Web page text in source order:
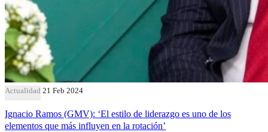
Actualidad 21 Feb 2024
Ignacio Ramos (GMV): ‘El estilo de liderazgo es uno de los
elementos que más influyen en la rotación’